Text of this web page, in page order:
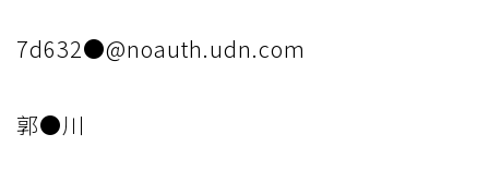
7d632●@noauth.udn.com
郭●川